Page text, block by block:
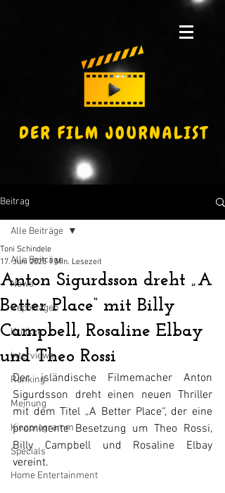
Beitrag
Alle Beiträge
News
Reportagen
Kritiken
Interviews
Ranking
Meinung
Kinoprogramm
Specials
Home Entertainment
Alle Beiträge
Anton Sigurdsson dreht „A
Better Place“ mit Billy
Campbell, Rosaline Elbay
und Theo Rossi
Toni Schindele
17. Juni 2025 1 Min. Lesezeit
Der isländische Filmemacher Anton
Sigurdsson dreht einen neuen Thriller
mit dem Titel „A Better Place“, der eine
prominente Besetzung um Theo Rossi,
Billy Campbell und Rosaline Elbay
vereint.